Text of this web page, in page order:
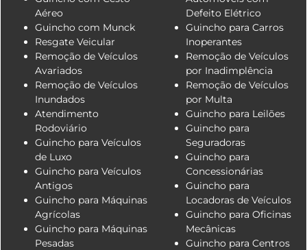
Aéreo
Guincho com Munck
Resgate Veicular
Remoção de Veículos
Avariados
Remoção de Veículos
Inundados
Atendimento
Rodoviário
Guincho para Veículos
de Luxo
Guincho para Veículos
Antigos
Guincho para Máquinas
Agrícolas
Guincho para Máquinas
Pesadas
Defeito Elétrico
Guincho para Carros
Inoperantes
Remoção de Veículos
por Inadimplência
Remoção de Veículos
por Multa
Guincho para Leilões
Guincho para
Seguradoras
Guincho para
Concessionárias
Guincho para
Locadoras de Veículos
Guincho para Oficinas
Mecânicas
Guincho para Centros